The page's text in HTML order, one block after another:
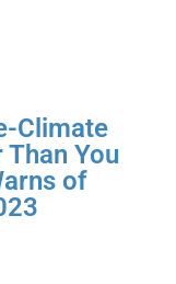
Climate
You
of